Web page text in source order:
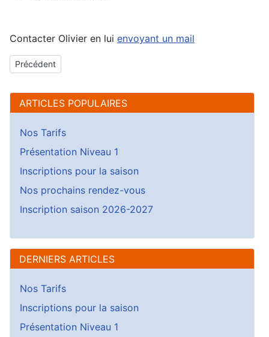
Contacter Olivier en lui envoyant un mail
Article précédent : Un ancien adhérent met en vente son
Précédent
ARTICLES POPULAIRES
Nos Tarifs
Présentation Niveau 1
Inscriptions pour la saison
Nos prochains rendez-vous
Inscription saison 2026-2027
DERNIERS ARTICLES
Nos Tarifs
Inscriptions pour la saison
Présentation Niveau 1